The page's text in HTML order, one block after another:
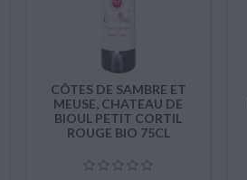
CÔTES DE SAMBRE ET
MEUSE, CHATEAU DE
BIOUL PETIT CORTIL
ROUGE BIO 75CL